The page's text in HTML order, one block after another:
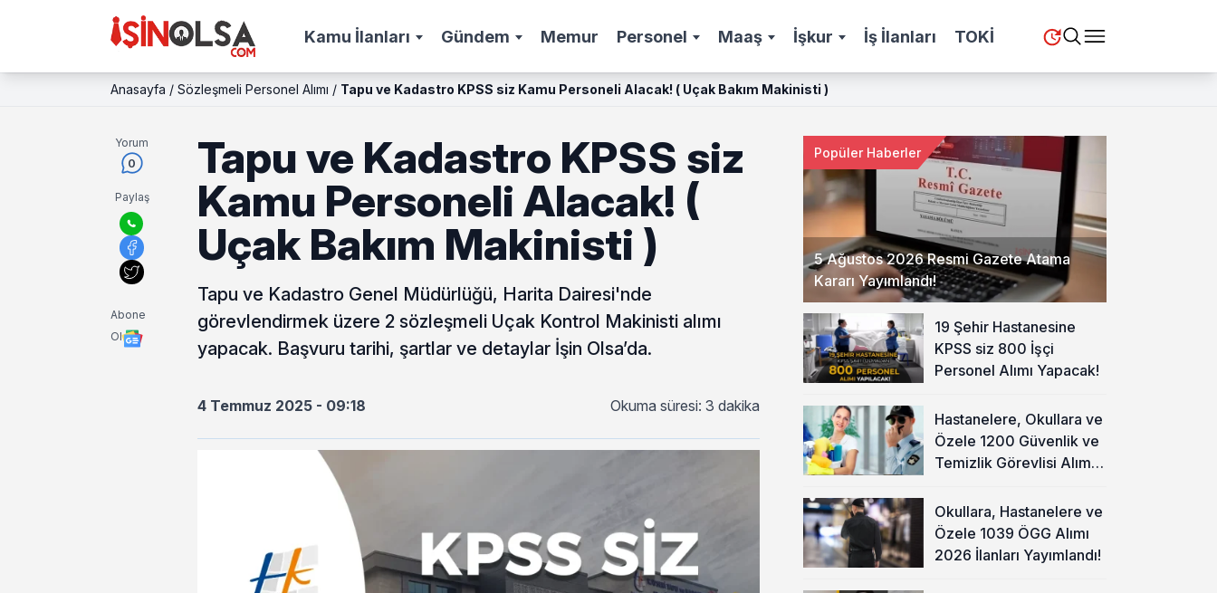
Kamu İlanları Gündem Memur Personel Maaş İşkur İş İlanları TOKİ
Anasayfa / Sözleşmeli Personel Alımı / Tapu ve Kadastro KPSS siz Kamu Personeli Alacak! ( Uçak Bakım Makinisti )
Yorum
0
Paylaş
Abone
Ol
Tapu ve Kadastro KPSS siz
Kamu Personeli Alacak! (
Uçak Bakım Makinisti )
Tapu ve Kadastro Genel Müdürlüğü, Harita Dairesi'nde
görevlendirmek üzere 2 sözleşmeli Uçak Kontrol Makinisti alımı
yapacak. Başvuru tarihi, şartlar ve detaylar İşin Olsa’da.
4 Temmuz 2025 - 09:18 Okuma süresi: 3 dakika
5 Ağustos 2026 Resmi Gazete Atama
Kararı Yayımlandı!
Popüler Haberler
19 Şehir Hastanesine
KPSS siz 800 İşçi
Personel Alımı Yapacak!
Hastanelere, Okullara ve
Özele 1200 Güvenlik ve
Temizlik Görevlisi Alımı
Okullara, Hastanelere ve
Özele 1039 ÖGG Alımı
2026 İlanları Yayımlandı!